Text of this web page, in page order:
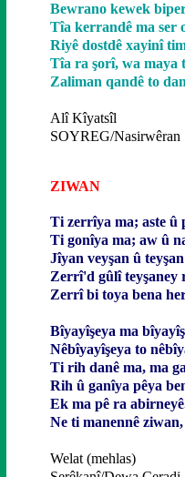
Bewrano kewek
Tîa kerrandê ma ser
Riyê dostdê xayinî
Tîa ra şorî, wa maya
Zaliman qandê to
Alî Kîyatsîl
SOYREG/Nasirwêran
ZIWAN
Ti zerrîya ma; aste û
Ti gonîya ma; aw û
Jîyan veyşan û
Zerrî'd gûlî teyşaney
Zerrî bi toya bena
Bîyayîşeya ma
Nêbîyayîşeya to
Ti rih danê ma, ma
Rih û ganîya pêya
Ek ma pê ra
Ne ti manennê
Welat (mehlas)